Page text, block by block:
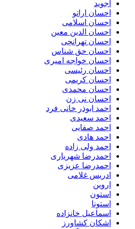
اجوید
احسان اراتو
احسان اسلامی
احسان الدین معین
احسان تهرانچی
احسان حق شناس
احسان خواجه امیری
احسان رئیسی
احسان کریمی
احسان محمدی
احسان نی زن
احمد ابوذر خانی فرد
احمد سعیدی
احمد صفایی
احمد هادی
احمد ولی زاده
احمدرضا شهریاری
احمدرضا عزیزی
ادریس غلامی
اروین
استون
استونا
اسماعیل خانزاده
اشکان کشاورز